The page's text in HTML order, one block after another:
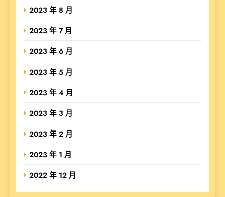
2023 年 8 月
2023 年 7 月
2023 年 6 月
2023 年 5 月
2023 年 4 月
2023 年 3 月
2023 年 2 月
2023 年 1 月
2022 年 12 月